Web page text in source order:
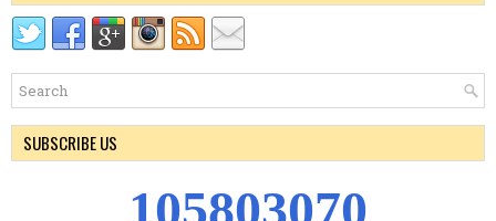
SUBSCRIBE US
105803070